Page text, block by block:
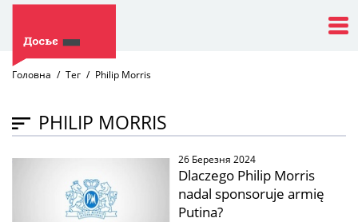
Головна Тег Philip Morris
PHILIP MORRIS
26 Березня 2024
Dlaczego Philip Morris
nadal sponsoruje armię
Putina?